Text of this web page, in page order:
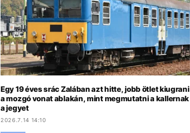
Egy 19 éves srác Zalában azt hitte, jobb ötlet kiugrani
a mozgó vonat ablakán, mint megmutatni a kallernak
a jegyet
2026.7.14 14:10